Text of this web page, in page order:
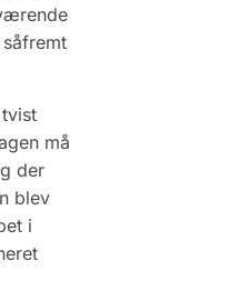
må
der
blev
i